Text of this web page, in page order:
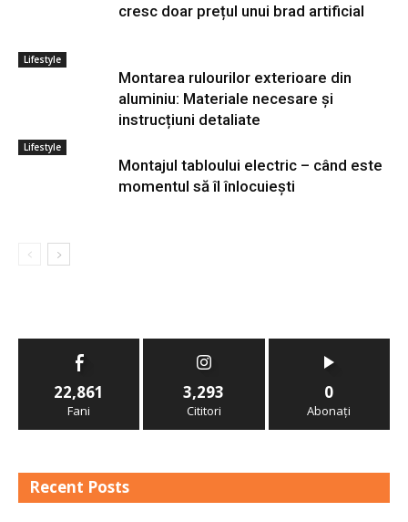
cresc doar prețul unui brad artificial
Lifestyle
Montarea rulourilor exterioare din
aluminiu: Materiale necesare și
instrucțiuni detaliate
Lifestyle
Montajul tabloului electric – când este
momentul să îl înlocuiești
22,861
Fani
3,293
Cititori
0
Abonați
Recent Posts